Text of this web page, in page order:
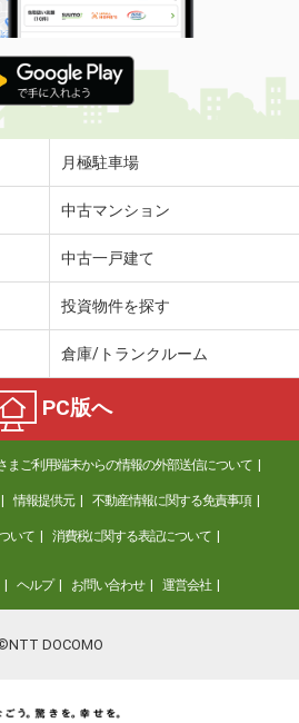
月極駐車場
中古マンション
中古一戸建て
投資物件を探す
倉庫/トランクルーム
PC版へ
まご利用端末からの情報の外部送信について
情報提供元 不動産情報に関する免責事項
いて 消費税に関する表記について
ヘルプ お問い合わせ 運営会社
DOCOMO